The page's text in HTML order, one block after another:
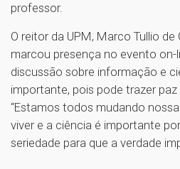
professor.
O reitor da UPM, Marco Tullio
marcou presença no evento on-
discussão sobre informação e
importante, pois pode trazer
“Estamos todos mudando
viver e a ciência é importante
seriedade para que a verdade1